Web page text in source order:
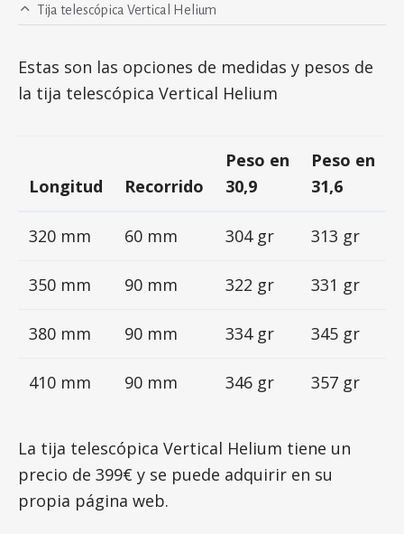
Tija telescópica Vertical Helium
Estas son las opciones de medidas y pesos de
la tija telescópica Vertical Helium
Longitud Recorrido
Peso en
30,9
Peso en
31,6
320 mm 60 mm 304 gr 313 gr
350 mm 90 mm 322 gr 331 gr
380 mm 90 mm 334 gr 345 gr
410 mm 90 mm 346 gr 357 gr
La tija telescópica Vertical Helium tiene un
precio de 399€ y se puede adquirir en su
propia página web.